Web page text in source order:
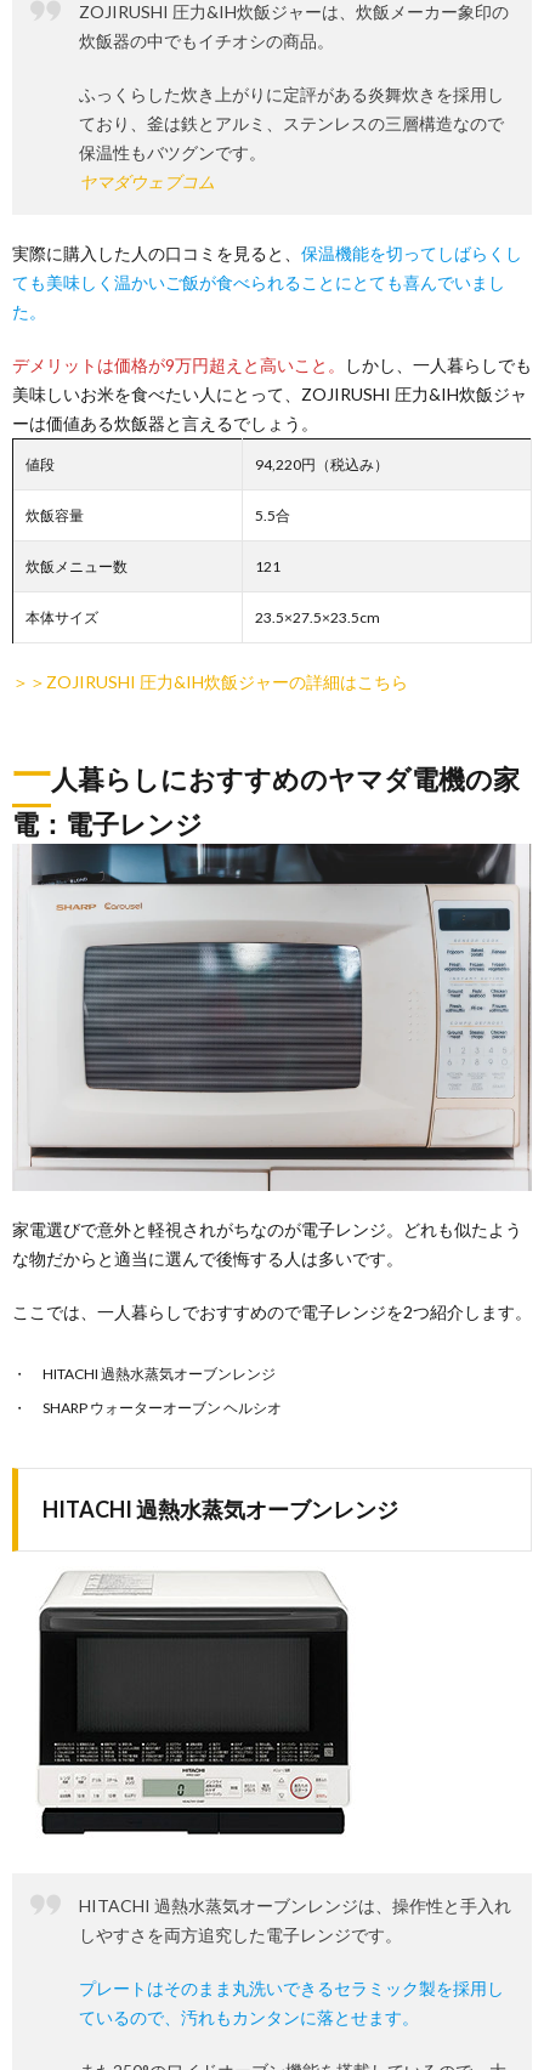
ZOJIRUSHI 圧力&IH炊飯ジャーは、炊飯メーカー象印の
炊飯器の中でもイチオシの商品。
ふっくらした炊き上がりに定評がある炎舞炊きを採用し
ており、釜は鉄とアルミ、ステンレスの三層構造なので
保温性もバツグンです。
ヤマダウェブコム
実際に購入した人の口コミを見ると、 保温機能を切ってしばらくし
ても美味しく温かいご飯が食べられることにとても喜んでいまし
た。
デメリットは価格が9万円超えと高いこと。
しかし、一人暮らしでも
美味しいお米を食べたい人にとって、ZOJIRUSHI 圧力&IH炊飯ジャ
ーは価値ある炊飯器と言えるでしょう。
値段 94,220円（税込み）
炊飯容量 5.5合
炊飯メニュー数 121
本体サイズ 23.5×27.5×23.5cm
＞＞ZOJIRUSHI 圧力&IH炊飯ジャーの詳細はこちら
一人暮らしにおすすめのヤマダ電機の家
電：電子レンジ
家電選びで意外と軽視されがちなのが電子レンジ。どれも似たよう
な物だからと適当に選んで後悔する人は多いです。
ここでは、一人暮らしでおすすめので電子レンジを2つ紹介します。
HITACHI 過熱水蒸気オーブンレンジ
SHARP ウォーターオーブン ヘルシオ
HITACHI 過熱水蒸気オーブンレンジ
HITACHI 過熱水蒸気オーブンレンジは、操作性と手入れ
しやすさを両方追究した電子レンジです。
プレートはそのまま丸洗いできるセラミック製を採用し
ているので、汚れもカンタンに落とせます。